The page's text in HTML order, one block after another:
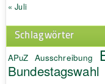
« Juli
Schlagwörter
APuZ Ausschreibung
Bundestagswahl